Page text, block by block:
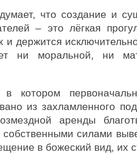
что создание и
– это лёгкая
и держится
ни моральной, ни
котором
из захламленного
аренды
собственными силами
в божеский вид, их